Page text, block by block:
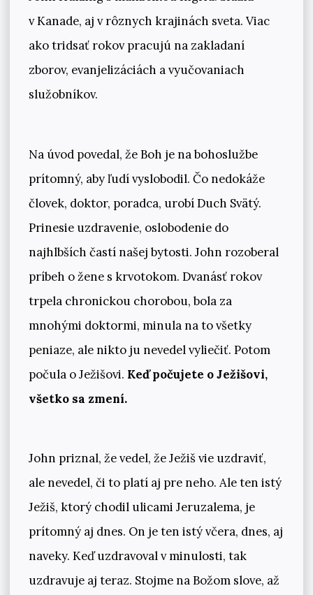
v Kanade, aj v rôznych krajinách sveta. Viac
ako tridsať rokov pracujú na zakladaní
zborov, evanjelizáciách a vyučovaniach
služobníkov.
Na úvod povedal, že Boh je na bohoslužbe
prítomný, aby ľudí vyslobodil. Čo nedokáže
človek, doktor, poradca, urobí Duch Svätý.
Prinesie uzdravenie, oslobodenie do
najhlbších častí našej bytosti. John rozoberal
príbeh o žene s krvotokom. Dvanásť rokov
trpela chronickou chorobou, bola za
mnohými doktormi, minula na to všetky
peniaze, ale nikto ju nevedel vyliečiť. Potom
počula o Ježišovi. Keď počujete o Ježišovi,
všetko sa zmení.
John priznal, že vedel, že Ježiš vie uzdraviť,
ale nevedel, či to platí aj pre neho. Ale ten istý
Ježiš, ktorý chodil ulicami Jeruzalema, je
prítomný aj dnes. On je ten istý včera, dnes, aj
naveky. Keď uzdravoval v minulosti, tak
uzdravuje aj teraz. Stojme na Božom slove, až